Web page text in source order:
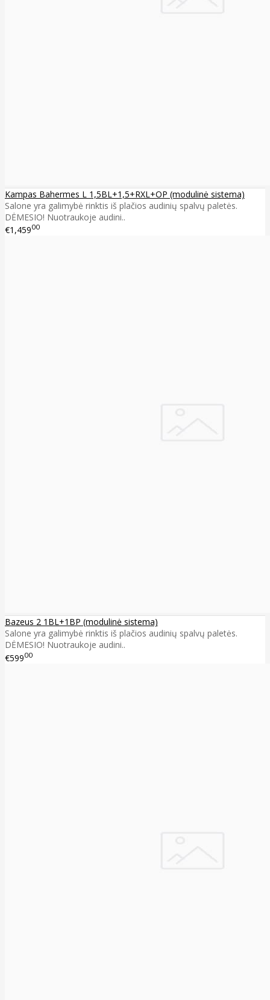
Kampas Bahermes L 1,5BL+1,5+RXL+OP (modulinė sistema)
Salone yra galimybė rinktis iš plačios audinių spalvų paletės.
DĖMESIO! Nuotraukoje audini..
€1,45900
Bazeus 2 1BL+1BP (modulinė sistema)
Salone yra galimybė rinktis iš plačios audinių spalvų paletės.
DĖMESIO! Nuotraukoje audini..
€59900